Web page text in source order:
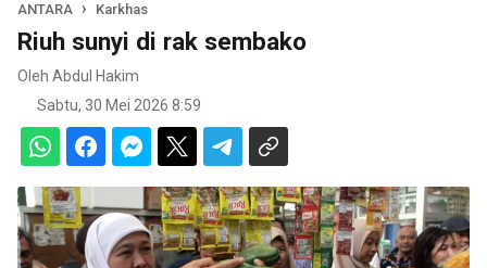
ANTARA Karkhas
Riuh sunyi di rak sembako
Oleh Abdul Hakim
Sabtu, 30 Mei 2026 8:59